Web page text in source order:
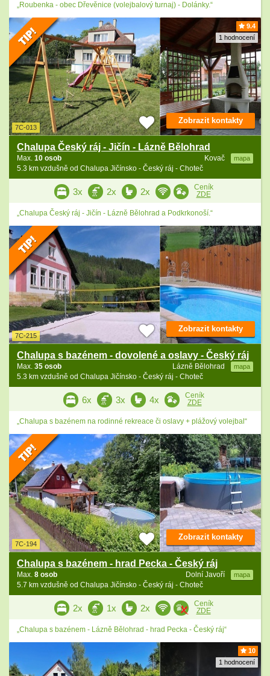
„Roubenka - obec Dřevěnice (volejbalový turnaj) - Dolánky.“
9.4
1 hodnocení
7C-013
Chalupa Český ráj - Jičín - Lázně Bělohrad
Kovač mapa
Max. 10 osob
5.3 km vzdušně od Chalupa Jičínsko - Český ráj - Choteč
Zobrazit kontakty
3x 2x 2x
Ceník
ZDE
„Chalupa Český ráj - Jičín - Lázně Bělohrad a Podkrkonoší.“
7C-215
Chalupa s bazénem - dovolené a oslavy - Český ráj
Lázně Bělohrad mapa
Max. 35 osob
5.3 km vzdušně od Chalupa Jičínsko - Český ráj - Choteč
Zobrazit kontakty
6x 3x 4x
Ceník
ZDE
„Chalupa s bazénem na rodinné rekreace či oslavy + plážový volejbal“
7C-194
Chalupa s bazénem - hrad Pecka - Český ráj
Dolní Javoří mapa
Max. 8 osob
5.7 km vzdušně od Chalupa Jičínsko - Český ráj - Choteč
Zobrazit kontakty
2x 1x 2x
Ceník
ZDE
„Chalupa s bazénem - Lázně Bělohrad - hrad Pecka - Český ráj“
10
1 hodnocení